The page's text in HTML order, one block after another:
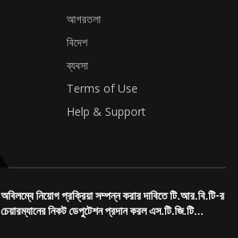
আগরতলা
বিদেশ
ব্যবসা
Terms of Use
Help & Support
অবিলম্বে নিয়োগ প্রক্রিয়া সম্পন্ন করার দাবিতে টি.আর.বি.টি-র
চেয়ারম্যানের নিকট ডেপুটেশন প্রদান করল এস.টি.জি.টি...